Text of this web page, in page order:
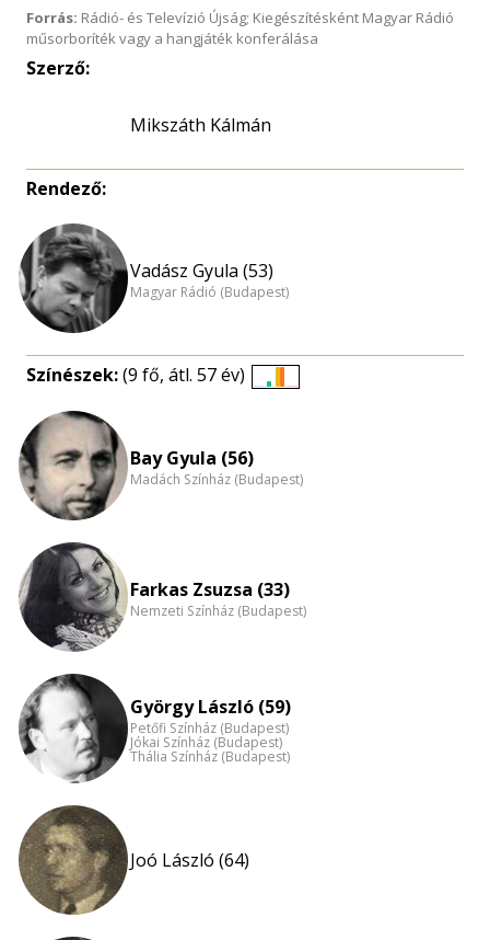
Forrás: Rádió- és Televízió Újság; Kiegészítésként Magyar Rádió
műsorboríték vagy a hangjáték konferálása
Szerző:
Mikszáth Kálmán
Rendező:
Vadász Gyula (53)
Magyar Rádió (Budapest)
Színészek:(9 fő, átl. 57 év)
Bay Gyula (56)
Madách Színház (Budapest)
Farkas Zsuzsa (33)
Nemzeti Színház (Budapest)
György László (59)
Petőfi Színház (Budapest)
Jókai Színház (Budapest)
Thália Színház (Budapest)
Joó László (64)